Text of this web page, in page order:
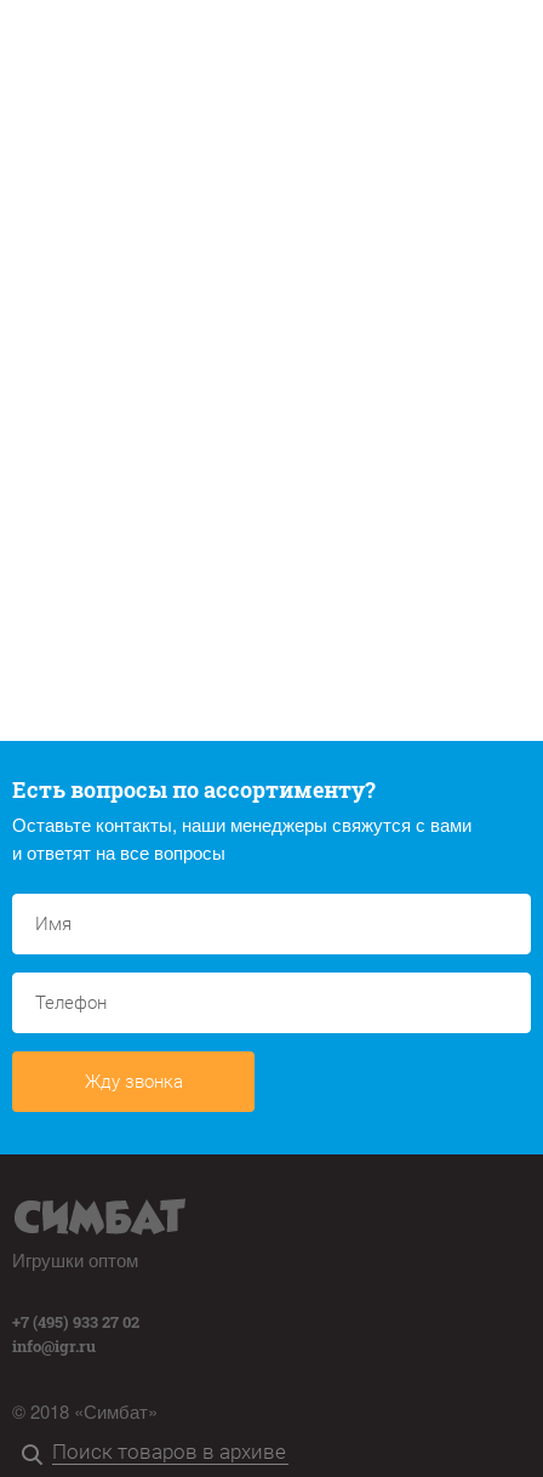
Есть вопросы по ассортименту?
Оставьте контакты, наши менеджеры свяжутся с вами
и ответят на все вопросы
Жду звонка
Игрушки оптом
+7 (495) 933 27 02
info@igr.ru
© 2018 «Симбат»